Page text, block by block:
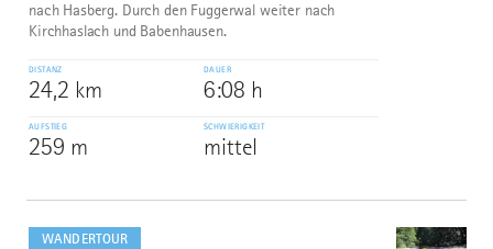
nach Hasberg. Durch den Fuggerwal weiter nach
Kirchhaslach und Babenhausen.
DISTANZ
24,2 km
DAUER
6:08 h
AUFSTIEG
259 m
SCHWIERIGKEIT
mittel
WANDERTOUR
dazu